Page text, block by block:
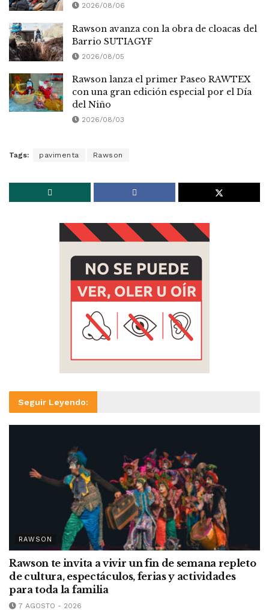
2026/08/06
Rawson avanza con la obra de cloacas del
Barrio SUTIAGYF
2026/08/05
Rawson lanza el primer Paseo RAWTEX
con una gran edición especial por el Día
del Niño
2026/08/03
Tags: pavimenta Rawson
Seguir Leyendo:
RAWSON
Rawson te invita a vivir un fin de semana repleto
de cultura, espectáculos, ferias y actividades
para toda la familia
7 AGOSTO - 2026